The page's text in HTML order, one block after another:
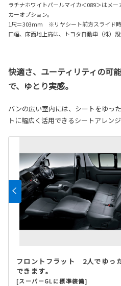
ラチナホワイトパールマイカ＜089＞はメ
カーオプション。
1尺＝303mm ※リヤシート前方スライド
口幅、床面地上高は、トヨタ自動車（株）設
快適さ、ユーティリティの可
で、ゆとり実感。
バンの広い室内には、シートをゆっ
トに幅広く活用できるシートアレンジ
フロントフラット 2人でゆっ
できます。
[スーパーGLに標準装備]